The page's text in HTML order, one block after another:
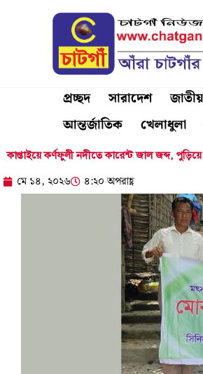
প্রচ্ছদ সারাদেশ জাতীয়
আন্তর্জাতিক
খেলাধুলা
কাপ্তাইয়ে কর্ণফুলী নদীতে কারেন্ট জাল জব্দ,
মে ১৪, ২০২৬ ৪:২০ অপরাহ্ণ